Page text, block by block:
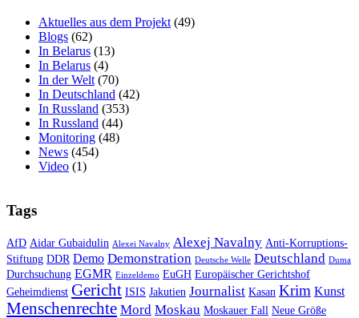
Aktuelles aus dem Projekt(49)
Blogs (62)
In Belarus (13)
In Belarus (4)
In der Welt(70)
In Deutschland (42)
In Russland (353)
In Russland (44)
Monitoring (48)
News (454)
Video (1)
Tags
AfD Aidar Gubaidulin Alexei Navalny Alexej Navalny Anti-Korruptions-
Stiftung DDR Demo Demonstration Deutsche Welle Deutschland Duma
Durchsuchung EGMR Einzeldemo EuGH Europäischer Gerichtshof
Geheimdienst Gericht ISIS Jakutien Journalist Kasan Krim Kunst
Menschenrechte Mord Moskau Moskauer Fall Neue Größe